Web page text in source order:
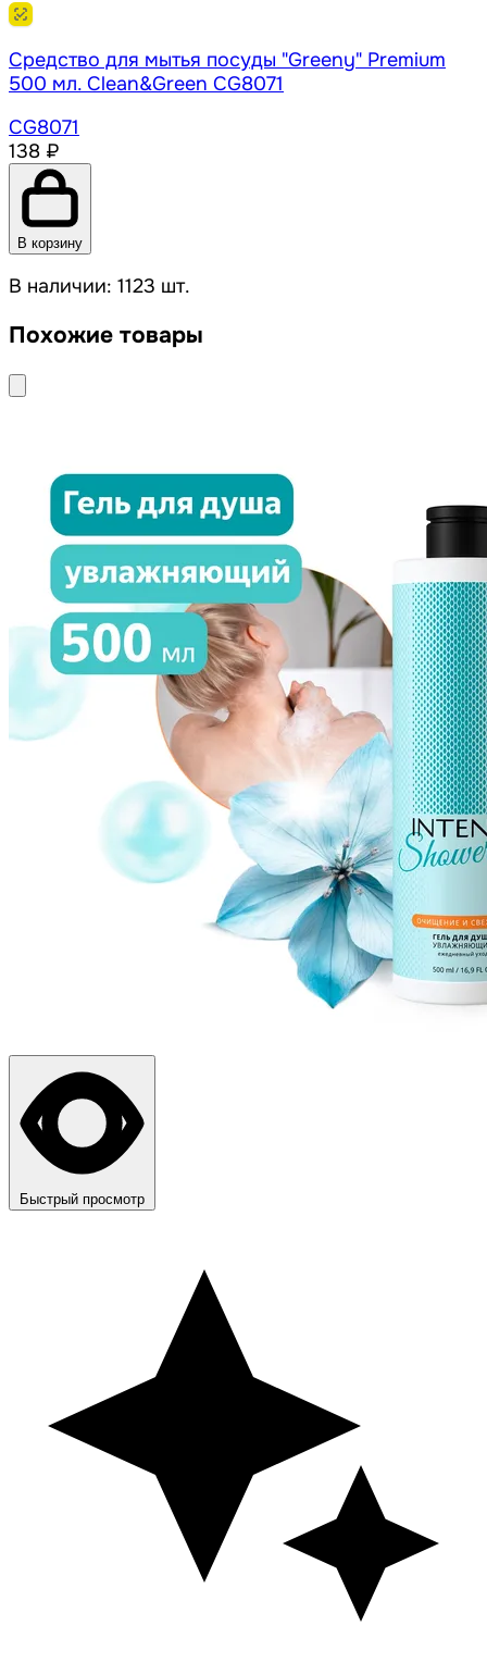
Средство для мытья посуды "Greeny" Premium
500 мл. Clean&Green CG8071
CG8071
138 ₽
В корзину
В наличии: 1123 шт.
Похожие товары
Быстрый просмотр